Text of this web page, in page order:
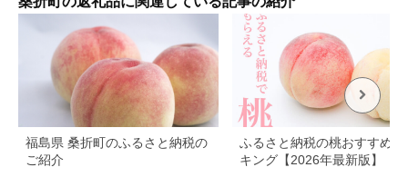
福島県 桑折町のふるさと納税の
ご紹介
ふるさと納税の桃おすすめラ
キング【2026年最新版】